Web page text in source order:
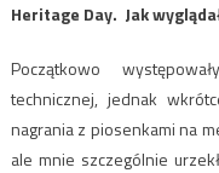
Heritage Day. Jak
Początkowo
technicznej, jednak
nagrania z piosenkami na
ale mnie szczególnie